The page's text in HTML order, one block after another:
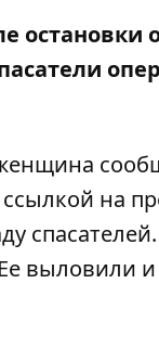
остановки
ссылкой на
выловили и